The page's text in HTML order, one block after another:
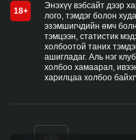
18+
Энэхүү вэбсайт дээр
лого, тэмдэг болон
эзэмшигчдийн өмч
тэмцээн, статистик
холбоотой таних
ашигладаг. Аль нэг
холбоо хамаарал,
харилцаа холбоо